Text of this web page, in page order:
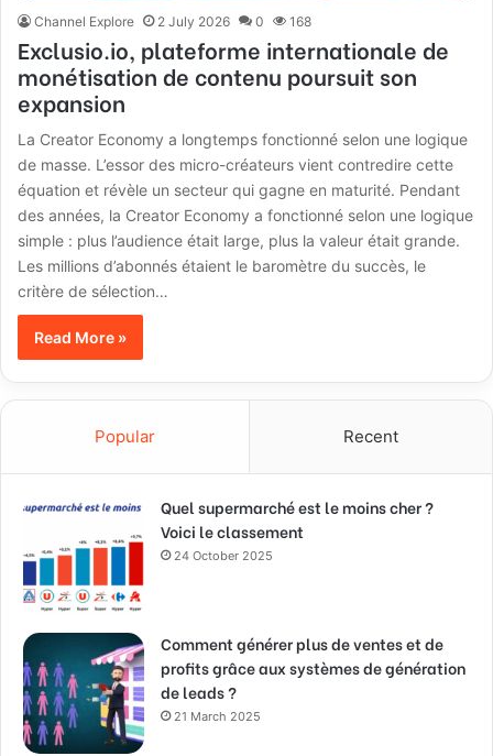
Channel Explore 2 July 2026 0 168
Exclusio.io, plateforme internationale de
monétisation de contenu poursuit son
expansion
La Creator Economy a longtemps fonctionné selon une logique
de masse. L’essor des micro-créateurs vient contredire cette
équation et révèle un secteur qui gagne en maturité. Pendant
des années, la Creator Economy a fonctionné selon une logique
simple : plus l’audience était large, plus la valeur était grande.
Les millions d’abonnés étaient le baromètre du succès, le
critère de sélection…
Read More »
Popular Recent
Quel supermarché est le moins cher ?
Voici le classement
24 October 2025
Comment générer plus de ventes et de
profits grâce aux systèmes de génération
de leads ?
21 March 2025